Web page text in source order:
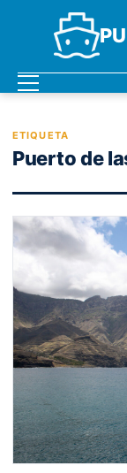
ETIQUETA
Puerto de